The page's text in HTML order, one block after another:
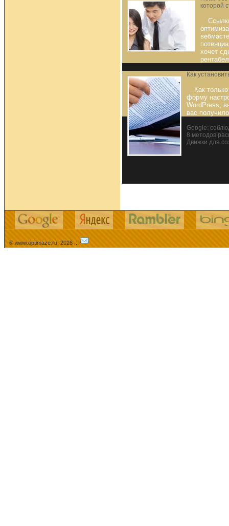
которой
хочет
Как
Как
форму
WordPress,
вас
Google:
8 методов
Движки для
© www.optimaze.ru, 2026 .:.